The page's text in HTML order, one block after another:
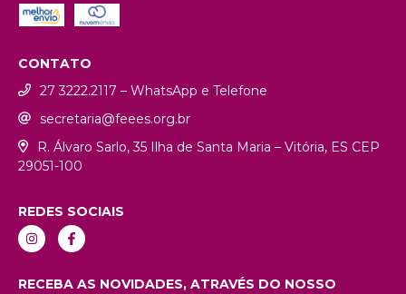
CONTATO
27 3222.2117 – WhatsApp e Telefone
secretaria@feees.org.br
R. Álvaro Sarlo, 35 Ilha de Santa Maria – Vitória, ES CEP
29051-100
REDES SOCIAIS
RECEBA AS NOVIDADES, ATRAVÉS DO NOSSO